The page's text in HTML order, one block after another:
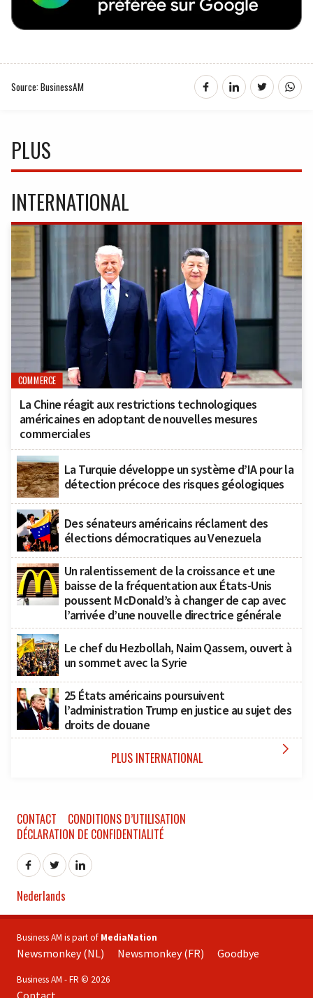
Source: BusinessAM
PLUS
INTERNATIONAL
COMMERCE
La Chine réagit aux restrictions technologiques
américaines en adoptant de nouvelles mesures
commerciales
La Turquie développe un système d’IA pour la
détection précoce des risques géologiques
Des sénateurs américains réclament des
élections démocratiques au Venezuela
Un ralentissement de la croissance et une
baisse de la fréquentation aux États-Unis
poussent McDonald’s à changer de cap avec
l’arrivée d’une nouvelle directrice générale
Le chef du Hezbollah, Naim Qassem, ouvert à
un sommet avec la Syrie
25 États américains poursuivent
l’administration Trump en justice au sujet des
droits de douane
PLUS INTERNATIONAL 
CONTACT
CONDITIONS D’UTILISATION
DÉCLARATION DE CONFIDENTIALITÉ
Nederlands
Business AM is part of MediaNation
Newsmonkey (NL) Newsmonkey (FR) Goodbye
Business AM - FR © 2026